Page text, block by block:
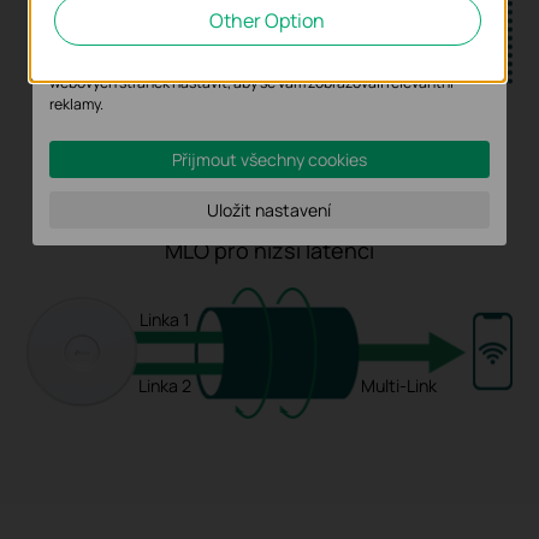
Linka 1
Linka 2 Multi-Link
MLO pro nižší latenci
Other Option
našich webových stránkách za účelem zlepšení a přizpůsobení
jejich funkčnosti.
webových stránek nastavit, aby se vám zobrazovali relevantní
reklamy.
Přijmout všechny cookies
Uložit nastavení